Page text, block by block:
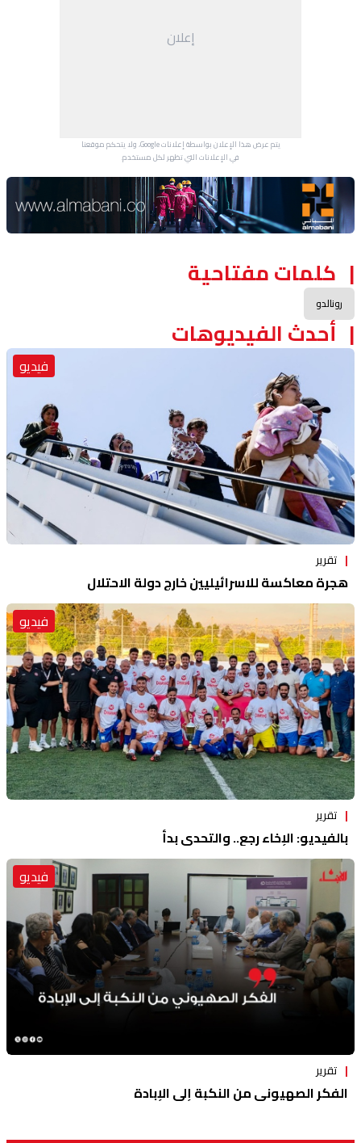
إعلان
يتم عرض هذا الإعلان بواسطة إعلانات Google، ولا يتحكم موقعنا
في الإعلانات التي تظهر لكل مستخدم.
Advertisement Section
كلمات مفتاحية
رونالدو
أحدث الفيديوهات
فيديو
تقرير
هجرة معاكسة للاسرائيليين خارج دولة الاحتلال
فيديو
تقرير
بالفيديو: الإخاء رجع.. والتحدي بدأ
فيديو
تقرير
الفكر الصهيوني من النكبة إلى الإبادة